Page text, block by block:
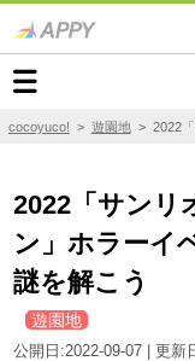
cocoyuco! > 遊園地> 2022
2022「サンリ
ン」ホラーイ
謎を解こう
遊園地
公開日:2022-09-07 | 更新